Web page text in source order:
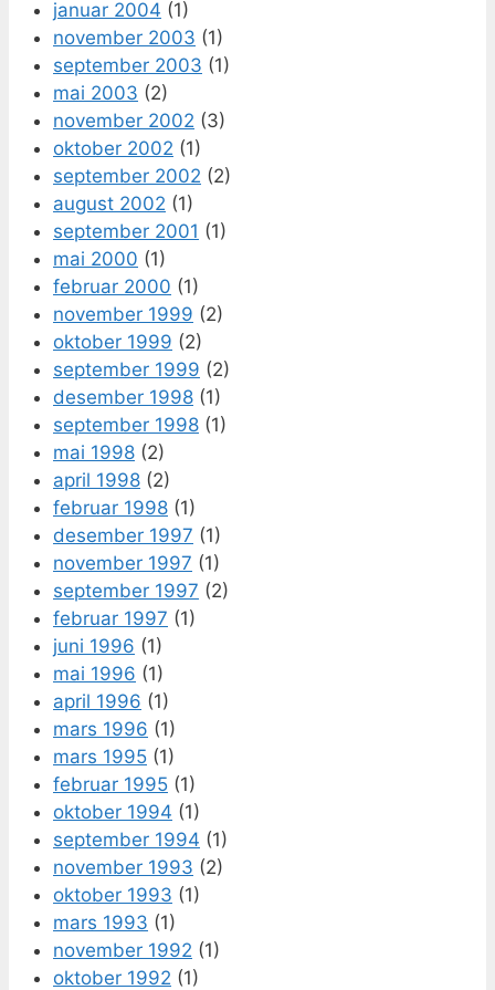
januar 2004 (1)
november 2003 (1)
september 2003 (1)
mai 2003 (2)
november 2002 (3)
oktober 2002 (1)
september 2002 (2)
august 2002 (1)
september 2001 (1)
mai 2000 (1)
februar 2000 (1)
november 1999 (2)
oktober 1999 (2)
september 1999 (2)
desember 1998 (1)
september 1998 (1)
mai 1998 (2)
april 1998 (2)
februar 1998 (1)
desember 1997 (1)
november 1997 (1)
september 1997 (2)
februar 1997 (1)
juni 1996 (1)
mai 1996 (1)
april 1996 (1)
mars 1996 (1)
mars 1995 (1)
februar 1995 (1)
oktober 1994 (1)
september 1994 (1)
november 1993 (2)
oktober 1993 (1)
mars 1993 (1)
november 1992 (1)
oktober 1992 (1)